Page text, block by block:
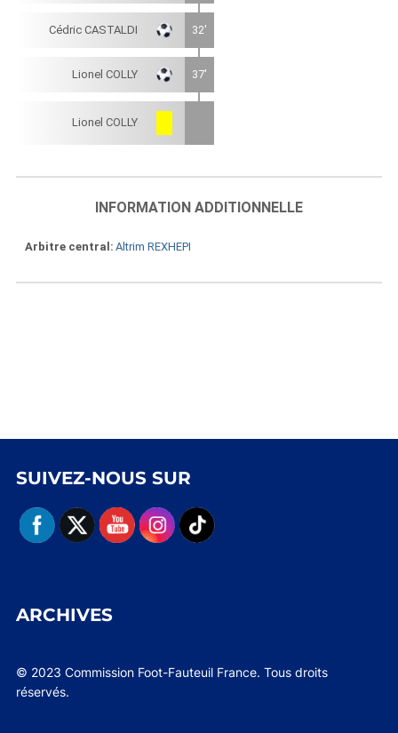
Cédric CASTALDI 32'
Lionel COLLY 37'
Lionel COLLY
INFORMATION ADDITIONNELLE
Arbitre central Altrim REXHEPI
SUIVEZ-NOUS SUR
ARCHIVES
© 2023 Commission Foot-Fauteuil France. Tous droits
réservés.